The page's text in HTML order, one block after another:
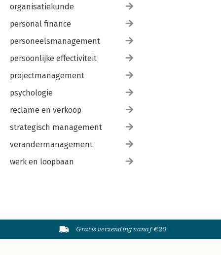
organisatiekunde
personal finance
personeelsmanagement
persoonlijke effectiviteit
projectmanagement
psychologie
reclame en verkoop
strategisch management
verandermanagement
werk en loopbaan
Gratis verzending vanaf €20